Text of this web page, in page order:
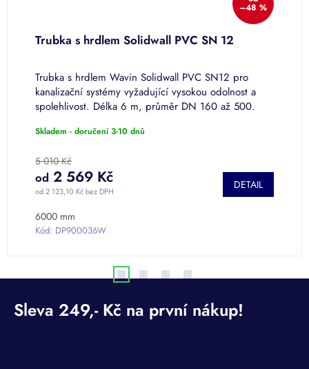
–48 %
Trubka s hrdlem Solidwall PVC SN 12
Trubka s hrdlem Wavin Solidwall PVC SN12 pro
kanalizační systémy vyžadující vysokou odolnost a
spolehlivost. Délka 6 m, průměr DN 160 až 500.
Skladem - doručení 3-10 dnů
5 010 Kč
od 2 123,10 Kč bez DPH
od 2 569 Kč DETAIL
6000 mm
Kód: DP900036W